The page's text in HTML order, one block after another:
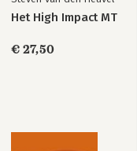
Het High Impact MT
€ 27,50